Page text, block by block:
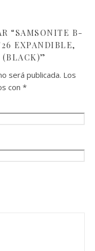
“SAMSONITE B-
EXPANDIBLE,
(BLACK)”
será publicada. Los
con *